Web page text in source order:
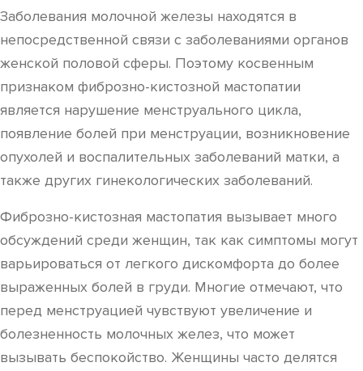
Заболевания молочной железы находятся в
непосредственной связи с заболеваниями органов
женской половой сферы. Поэтому косвенным
признаком фиброзно-кистозной мастопатии
является нарушение менструального цикла,
появление болей при менструации, возникновение
опухолей и воспалительных заболеваний матки, а
также других гинекологических заболеваний.
Фиброзно-кистозная мастопатия вызывает много
обсуждений среди женщин, так как симптомы могут
варьироваться от легкого дискомфорта до более
выраженных болей в груди. Многие отмечают, что
перед менструацией чувствуют увеличение и
болезненность молочных желез, что может
вызывать беспокойство. Женщины часто делятся